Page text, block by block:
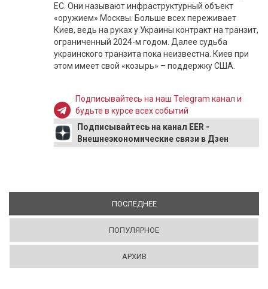
ЕС. Они называют инфраструктурный объект
«оружием» Москвы. Больше всех переживает
Киев, ведь на руках у Украины контракт на транзит,
ограниченный 2024-м годом. Далее судьба
украинского транзита пока неизвестна. Киев при
этом имеет свой «козырь» – поддержку США.
Подписывайтесь на наш Telegram канал и
будьте в курсе всех событий
Подписывайтесь на канал EER -
Внешнеэкономические связи в Дзен
ПОСЛЕДНЕЕ(АКТИВНАЯ ВКЛАДКА)
ПОПУЛЯРНОЕ
АРХИВ